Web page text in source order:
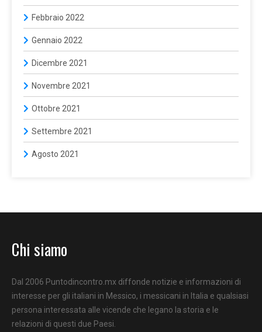
Febbraio 2022
Gennaio 2022
Dicembre 2021
Novembre 2021
Ottobre 2021
Settembre 2021
Agosto 2021
Chi siamo
Dal 2006 Puntodincontro.mx diffonde notizie e informazioni di
interesse per gli italiani in Messico, i messicani in Italia e qualsiasi
persona interessata alle vicende che legano la storia e le
relazioni di questi due Paesi.